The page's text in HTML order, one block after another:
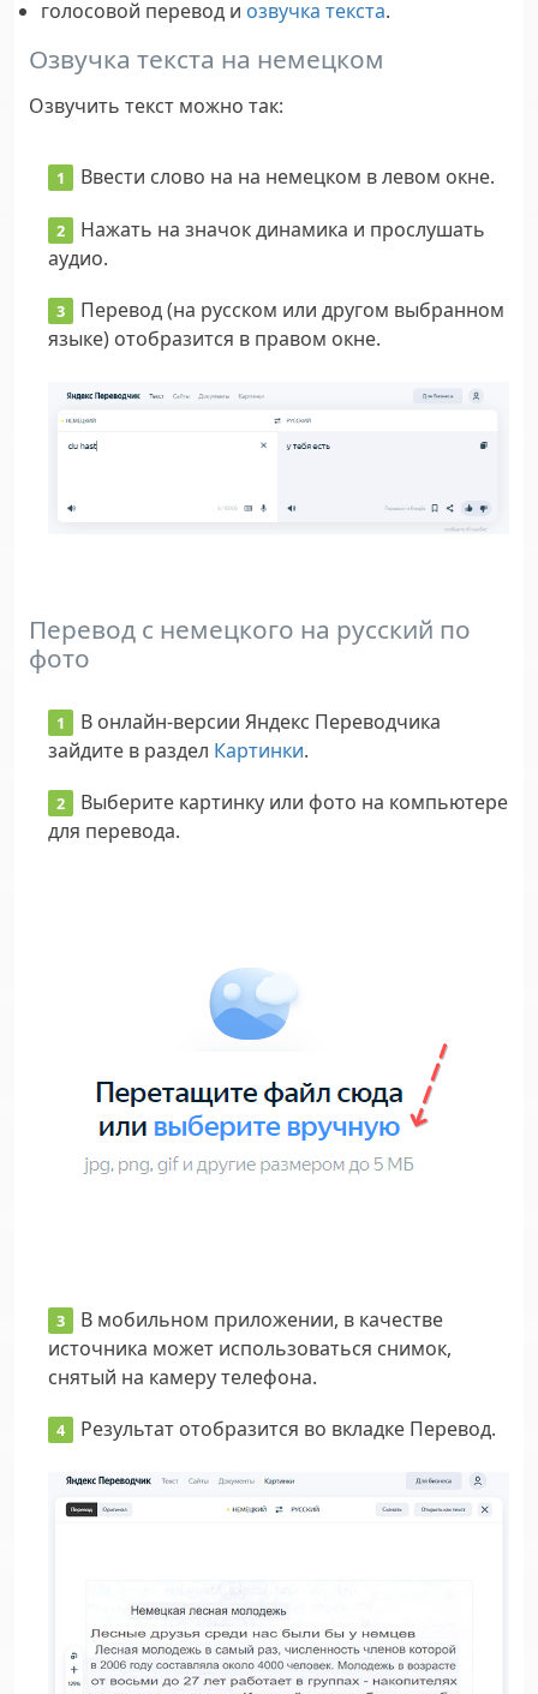
голосовой перевод и озвучка текста.
Озвучка текста на немецком
Озвучить текст можно так:
Ввести слово на на немецком в левом окне.
Нажать на значок динамика и прослушать
аудио.
Перевод (на русском или другом выбранном
языке) отобразится в правом окне.
Перевод с немецкого на русский по
фото
В онлайн-версии Яндекс Переводчика
зайдите в раздел Картинки.
Выберите картинку или фото на компьютере
для перевода.
В мобильном приложении, в качестве
источника может использоваться снимок,
снятый на камеру телефона.
Результат отобразится во вкладке Перевод.